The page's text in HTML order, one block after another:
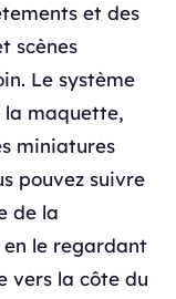
et des
scènes
Le système
la maquette,
miniatures
pouvez suivre
de la
le regardant
vers la côte du